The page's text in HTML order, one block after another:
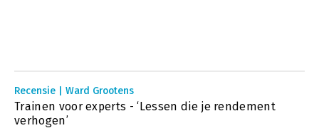
Recensie | Ward Grootens
Trainen voor experts - ‘Lessen die je rendement
verhogen’